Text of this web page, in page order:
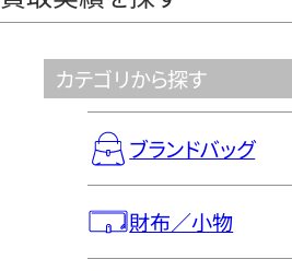
カテゴリから探す
ブランドバッグ
財布／小物